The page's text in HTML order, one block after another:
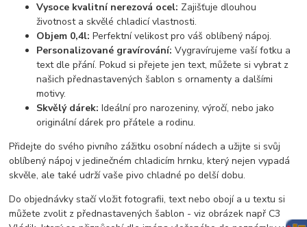
Vysoce kvalitní nerezová ocel: Zajišťuje dlouhou
životnost a skvělé chladicí vlastnosti.
Objem 0,4l: Perfektní velikost pro váš oblíbený nápoj.
Personalizované gravírování: Vygravírujeme vaší fotku a
text dle přání. Pokud si přejete jen text, můžete si vybrat z
našich přednastavených šablon s ornamenty a dalšími
motivy.
Skvělý dárek: Ideální pro narozeniny, výročí, nebo jako
originální dárek pro přátele a rodinu.
Přidejte do svého pivního zážitku osobní nádech a užijte si svůj
oblíbený nápoj v jedinečném chladicím hrnku, který nejen vypadá
skvěle, ale také udrží vaše pivo chladné po delší dobu.
Do objednávky stačí vložit fotografii, text nebo obojí a u textu si
můžete zvolit z přednastavených šablon - viz obrázek např C3